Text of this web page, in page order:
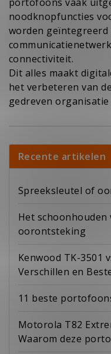
noodknopfuncties
worden geïntegreerd
connectiviteit.
Dit alles maakt
het verbeteren van
gedreven
Recente artikelen
Spreeksleutel of
Het
oorontsteking
Kenwood TK-3501
Verschillen en
11 beste
Motorola T82
Waarom deze